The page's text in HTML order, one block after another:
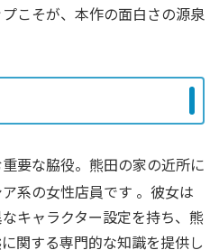
こそが、本作の面白さの源泉
要な脇役。熊田の家の近所に
系の女性店員です 。彼女は
キャラクター設定を持ち、熊
関する専門的な知識を提供し